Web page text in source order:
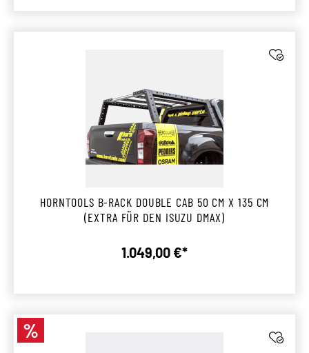
HORNTOOLS B-RACK DOUBLE CAB 50 CM X 135 CM
(EXTRA FÜR DEN ISUZU DMAX)
Regulärer Preis:
1.049,00 €*
Rabatt
%